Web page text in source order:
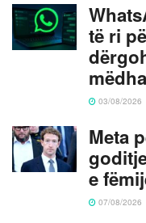
të ri
mëdha
03/08/2026
Meta
e
07/08/2026